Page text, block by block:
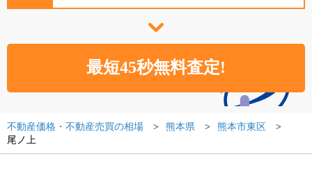
不動産価格・不動産売買の相場 熊本県
熊本市東区
尾ノ上